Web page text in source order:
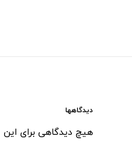
دیدگاهها
هیچ دیدگاهی برای